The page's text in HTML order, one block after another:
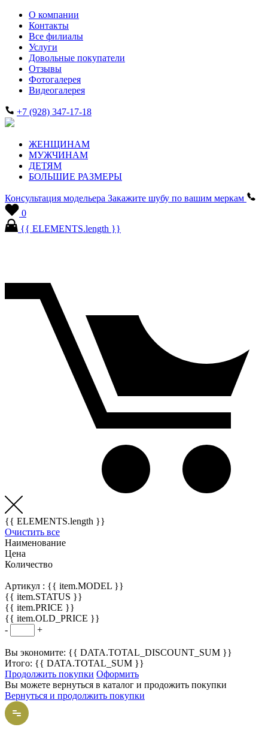
О компании
Контакты
Все филиалы
Услуги
Довольные покупатели
Отзывы
Фотогалерея
Видеогалерея
+7 (928) 347-17-18
ЖЕНЩИНАМ
МУЖЧИНАМ
ДЕТЯМ
БОЛЬШИЕ РАЗМЕРЫ
Консультация модельера Закажите шубу по вашим меркам
0
{{ ELEMENTS.length }}
{{ ELEMENTS.length }}
Очистить все
Наименование
Цена
Количество
Артикул : {{ item.MODEL }}
{{ item.STATUS }}
{{ item.PRICE }}
{{ item.OLD_PRICE }}
-
+
Вы экономите: {{ DATA.TOTAL_DISCOUNT_SUM }}
Итого: {{ DATA.TOTAL_SUM }}
Продолжить покупки Оформить
Вы можете вернуться в каталог и продожить покупки
Вернуться и продолжить покупки